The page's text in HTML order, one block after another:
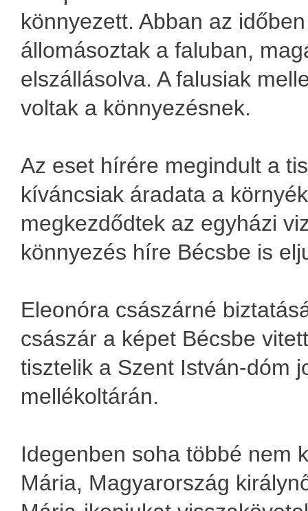
könnyezett. Abban az
állomásoztak a faluban,
elszállásolva. A falusiak
voltak a könnyezésnek.
Az eset hírére megindult a
kíváncsiak áradata a
megkezdődtek az egyházi
könnyezés híre Bécsbe is
Eleonóra császárné
császár a képet Bécsbe
tisztelik a Szent István-dóm
mellékoltárán.
Idegenben soha többé nem
Mária, Magyarország